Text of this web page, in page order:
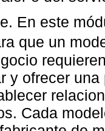
En este
que un
y ofrecer
Cada